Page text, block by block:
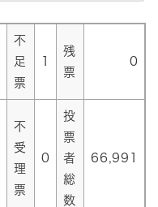
不
足
票
1
残
票
0
不
受
理
票
0
投
票
者
総
数
66,991